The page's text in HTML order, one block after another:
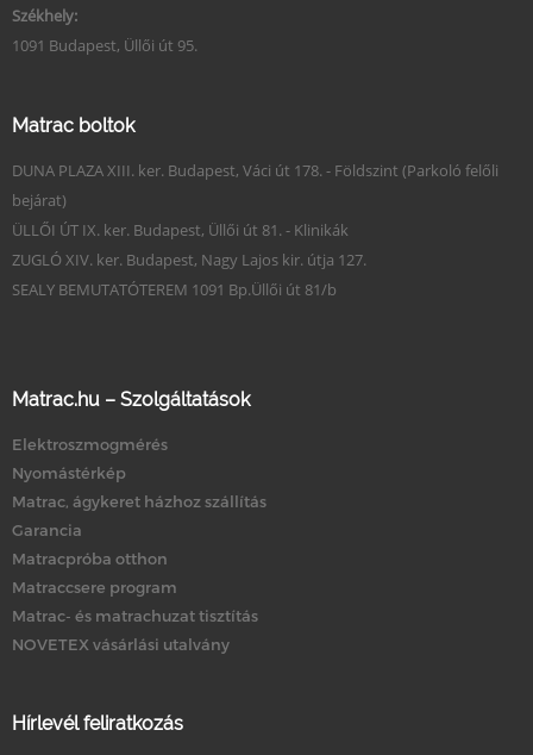
Székhely:
1091 Budapest, Üllői út 95.
Matrac boltok
DUNA PLAZA XIII. ker. Budapest, Váci út 178. - Földszint (Parkoló felőli
bejárat)
ÜLLŐI ÚT IX. ker. Budapest, Üllői út 81. - Klinikák
ZUGLÓ XIV. ker. Budapest, Nagy Lajos kir. útja 127.
SEALY BEMUTATÓTEREM 1091 Bp.Üllői út 81/b
Matrac.hu – Szolgáltatások
Elektroszmogmérés
Nyomástérkép
Matrac, ágykeret házhoz szállítás
Garancia
Matracpróba otthon
Matraccsere program
Matrac- és matrachuzat tisztítás
NOVETEX vásárlási utalvány
Hírlevél feliratkozás